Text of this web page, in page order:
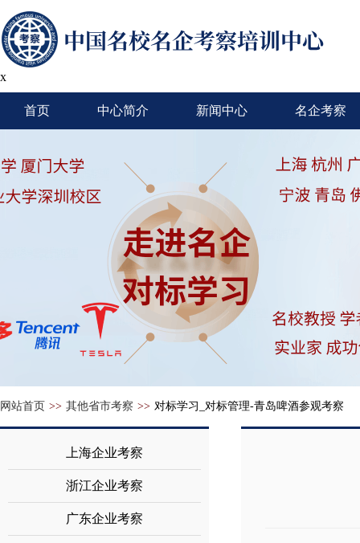
x
首页 中心简介 新闻中心 名企考察
网站首页 >> 其他省市考察 >> 对标学习_对标管理-青岛啤酒参观考察
上海企业考察
浙江企业考察
广东企业考察